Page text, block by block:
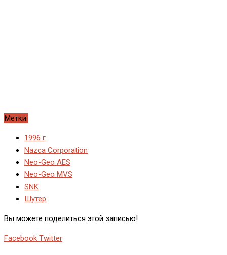
Метки:
1996 г
Nazca Corporation
Neo-Geo AES
Neo-Geo MVS
SNK
Шутер
Вы можете поделиться этой записью!
Facebook TwitterWhatsapp
Pinterest
Reddit
Share
Print